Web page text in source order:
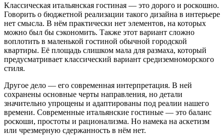
Классическая итальянская гостиная — это дорого и роскошно.
Говорить о бюджетной реализации такого дизайна в интерьере
нет смысла. В нём практически нет элементов, на которых
можно был бы сэкономить. Также этот вариант сложно
воплотить в маленькой гостиной обычной городской
квартиры. Её площадь слишком мала для размаха, который
предусматривает классический вариант средиземноморского
стиля.
Другое дело — его современная интерпретация. В ней
сохранены основные черты направления, но детали
значительно упрощены и адаптированы под реалии нашего
времени. Современные итальянские гостиные — это баланс
роскоши, простоты и рационализма. Но намека на аскетизм
или чрезмерную сдержанность в нём нет.